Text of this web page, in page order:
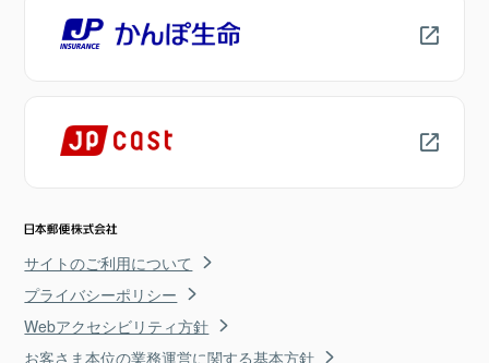
サイトのご利用について
プライバシーポリシー
Webアクセシビリティ方針
お客さま本位の業務運営に関する基本方針